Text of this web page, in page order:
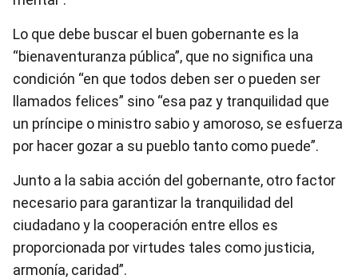
Lo que debe buscar el buen gobernante es la
“bienaventuranza pública”, que no significa una
condición “en que todos deben ser o pueden ser
llamados felices” sino “esa paz y tranquilidad que
un príncipe o ministro sabio y amoroso, se esfuerza
por hacer gozar a su pueblo tanto como puede”.
Junto a la sabia acción del gobernante, otro factor
necesario para garantizar la tranquilidad del
ciudadano y la cooperación entre ellos es
proporcionada por virtudes tales como justicia,
armonía, caridad”.